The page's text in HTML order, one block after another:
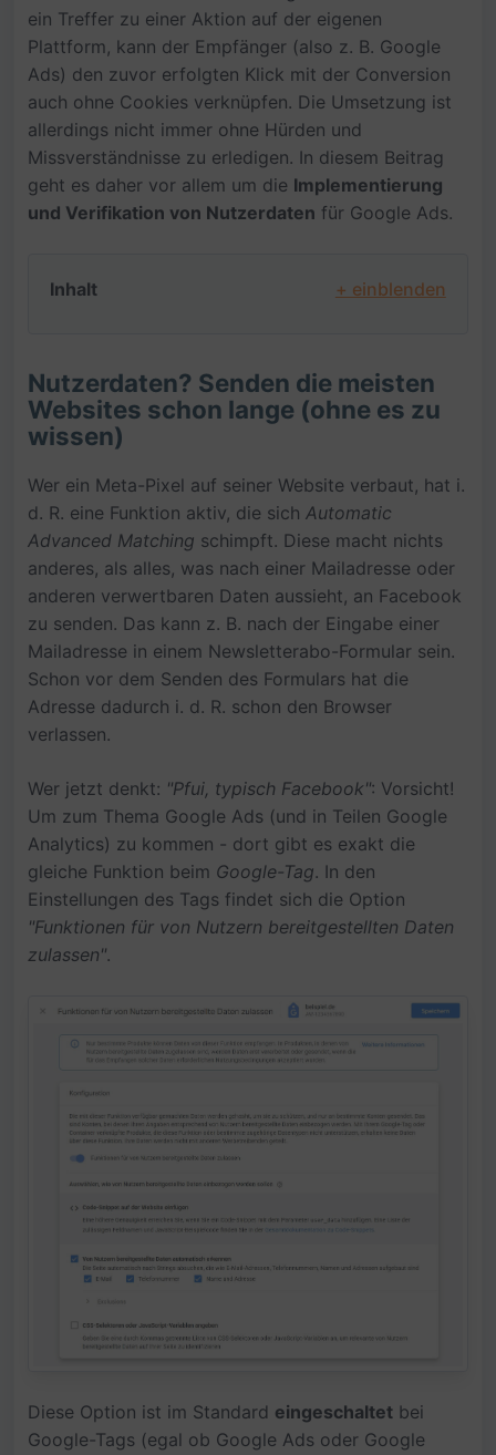
ein Treffer zu einer Aktion auf der eigenen
Plattform, kann der Empfänger (also z. B. Google
Ads) den zuvor erfolgten Klick mit der Conversion
auch ohne Cookies verknüpfen. Die Umsetzung ist
allerdings nicht immer ohne Hürden und
Missverständnisse zu erledigen. In diesem Beitrag
geht es daher vor allem um die Implementierung
und Verifikation von Nutzerdaten für Google Ads.
Inhalt + einblenden
Nutzerdaten? Senden die meisten
Websites schon lange (ohne es zu
wissen)
Wer ein Meta-Pixel auf seiner Website verbaut, hat i.
d. R. eine Funktion aktiv, die sich Automatic
Advanced Matching schimpft. Diese macht nichts
anderes, als alles, was nach einer Mailadresse oder
anderen verwertbaren Daten aussieht, an Facebook
zu senden. Das kann z. B. nach der Eingabe einer
Mailadresse in einem Newsletterabo-Formular sein.
Schon vor dem Senden des Formulars hat die
Adresse dadurch i. d. R. schon den Browser
verlassen.
Wer jetzt denkt: "Pfui, typisch Facebook": Vorsicht!
Um zum Thema Google Ads (und in Teilen Google
Analytics) zu kommen - dort gibt es exakt die
gleiche Funktion beim Google-Tag. In den
Einstellungen des Tags findet sich die Option
"Funktionen für von Nutzern bereitgestellten Daten
zulassen".
Diese Option ist im Standard eingeschaltet bei
Google-Tags (egal ob Google Ads oder Google